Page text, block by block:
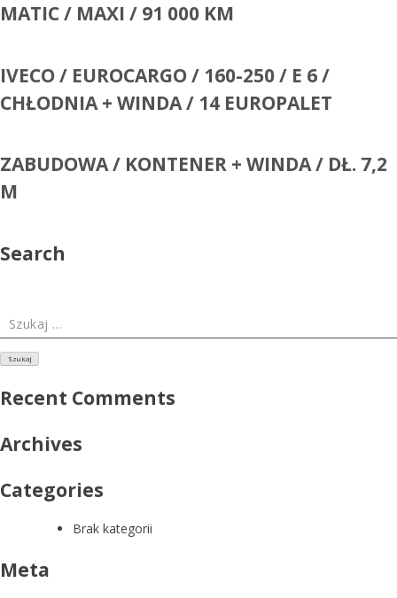
MATIC / MAXI / 91 000 KM
IVECO / EUROCARGO / 160-250 / E 6 /
CHŁODNIA + WINDA / 14 EUROPALET
ZABUDOWA / KONTENER + WINDA / DŁ. 7,2
M
Search
Recent Comments
Archives
Categories
Brak kategorii
Meta